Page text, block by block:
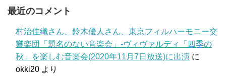
最近のコメント
村治佳織さん、鈴木優人さん、東京フィルハーモニー交
響楽団「題名のない音楽会」-ヴィヴァルディ「四季の
秋」を楽しむ音楽会(2020年11月7日放送)に出演 に
okki20 より